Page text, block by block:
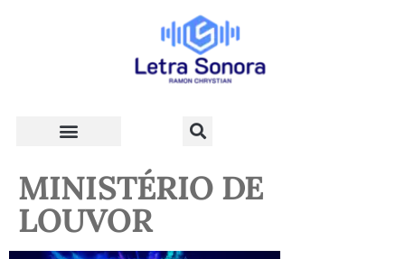
MINISTÉRIO DE
LOUVOR